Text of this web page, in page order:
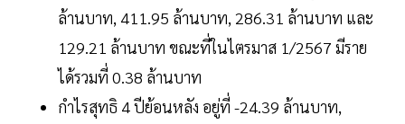
ล้านบาท, 411.95 ล้านบาท, 286.31 ล้านบาท และ
129.21 ล้านบาท ขณะที่ในไตรมาส 1/2567 มีราย
ได้รวมที่ 0.38 ล้านบาท
กำไรสุทธิ 4 ปีย้อนหลัง อยู่ที่ -24.39 ล้านบาท,